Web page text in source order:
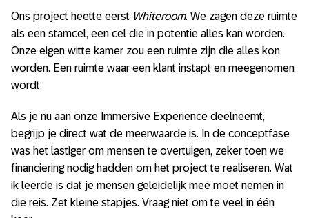
Ons project heette eerst Whiteroom. We zagen deze ruimte
als een stamcel, een cel die in potentie alles kan worden.
Onze eigen witte kamer zou een ruimte zijn die alles kon
worden. Een ruimte waar een klant instapt en meegenomen
wordt.
Als je nu aan onze Immersive Experience deelneemt,
begrijp je direct wat de meerwaarde is. In de conceptfase
was het lastiger om mensen te overtuigen, zeker toen we
financiering nodig hadden om het project te realiseren. Wat
ik leerde is dat je mensen geleidelijk mee moet nemen in
die reis. Zet kleine stapjes. Vraag niet om te veel in één